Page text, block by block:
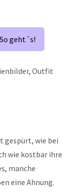
geht´s!
gespürt, wie bei
wie kostbar ihre
manche
eine Ahnung.